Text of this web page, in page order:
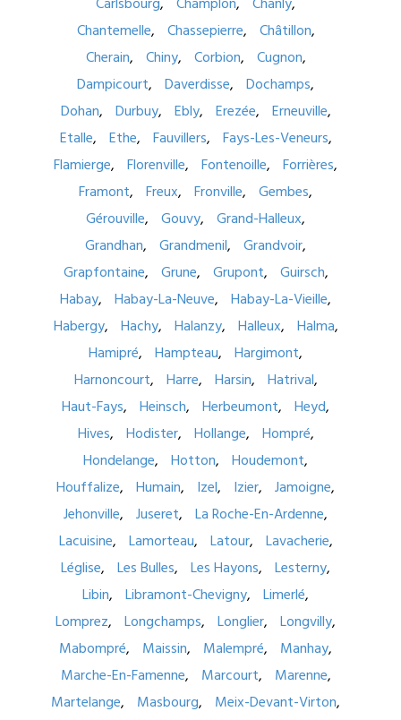
Chantemelle
Chassepierre
Châtillon
Cherain
Chiny Corbion
Cugnon
Dampicourt
Daverdisse
Dochamps
Dohan
Durbuy Ebly Erezée
Erneuville
Etalle
Ethe Fauvillers
Fays-Les-Veneurs
Flamierge
Florenville Fontenoille
Forrières
Framont
Freux Fronville
Gembes
Gérouville
Gouvy
Grand-Halleux
Grandhan
Grandmenil
Grandvoir
Grapfontaine
Grune Grupont
Guirsch
Habay
Habay-La-Neuve
Habay-La-Vieille
Habergy
Hachy Halanzy Halleux
Halma
Hamipré
Hampteau
Hargimont
Harnoncourt
Harre Harsin
Hatrival
Haut-Fays
Heinsch Herbeumont
Heyd
Hives
Hodister Hollange
Hompré
Hondelange
Hotton
Houdemont
Houffalize
Humain Izel Izier
Jamoigne
Jehonville
Juseret
La Roche-En-Ardenne
Lacuisine
Lamorteau Latour
Lavacherie
Léglise
Les Bulles Les Hayons
Lesterny
Libin
Libramont-Chevigny
Limerlé
Lomprez
Longchamps Longlier
Longvilly
Mabompré
Maissin Malempré
Manhay
Marche-En-Famenne
Marcourt
Marenne
Martelange
Masbourg
Meix-Devant-Virton